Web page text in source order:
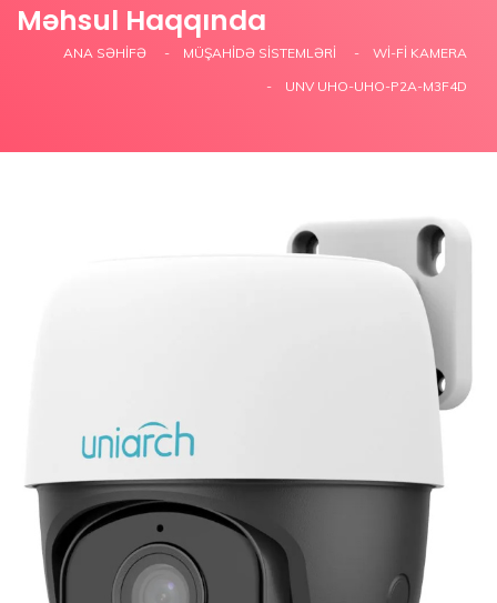
Məhsul Haqqında
ANA SƏHIFƏ MÜŞAHİDƏ SİSTEMLƏRİ
WI-FI KAMERA
UNV UHO-UHO-P2A-M3F4D